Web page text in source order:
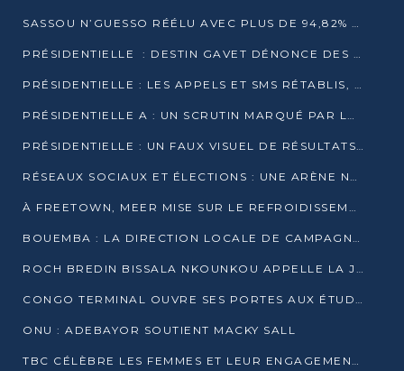
SASSOU N’GUESSO RÉÉLU AVEC PLUS DE 94,82% DES VOIX
PRÉSIDENTIELLE : DESTIN GAVET DÉNONCE DES IRRÉGULARITÉS ET REVENDIQUE LA VICTOIRE
PRÉSIDENTIELLE : LES APPELS ET SMS RÉTABLIS, INTERNET RESTE BLOQUÉ
PRÉSIDENTIELLE A : UN SCRUTIN MARQUÉ PAR LA COUPURE D’INTERNET ET UNE AFFLUENCE TIMIDE À BRAZZAVILLE
PRÉSIDENTIELLE : UN FAUX VISUEL DE RÉSULTATS CIRCULE
RÉSEAUX SOCIAUX ET ÉLECTIONS : UNE ARÈNE NUMÉRIQUE EN PLEINE MUTATION AU CONGO
À FREETOWN, MEER MISE SUR LE REFROIDISSEMENT PASSIF FACE À LA CHALEUR EXTRÊME
BOUEMBA : LA DIRECTION LOCALE DE CAMPAGNE DE DENIS SASSOU N’GUESSO MULTIPLIE LES ACTIVITÉS DE MOBILISATION
ROCH BREDIN BISSALA NKOUNKOU APPELLE LA JEUNESSE DE GOMA TSÉ-TSÉ À UN VOTE MASSIF POUR DENIS SASSOU NGUESSO
CONGO TERMINAL OUVRE SES PORTES AUX ÉTUDIANTS EN TRANSPORT ET LOGISTIQUE
ONU : ADEBAYOR SOUTIENT MACKY SALL
TBC CÉLÈBRE LES FEMMES ET LEUR ENGAGEMENT À L’OCCASION DU 8 MARS